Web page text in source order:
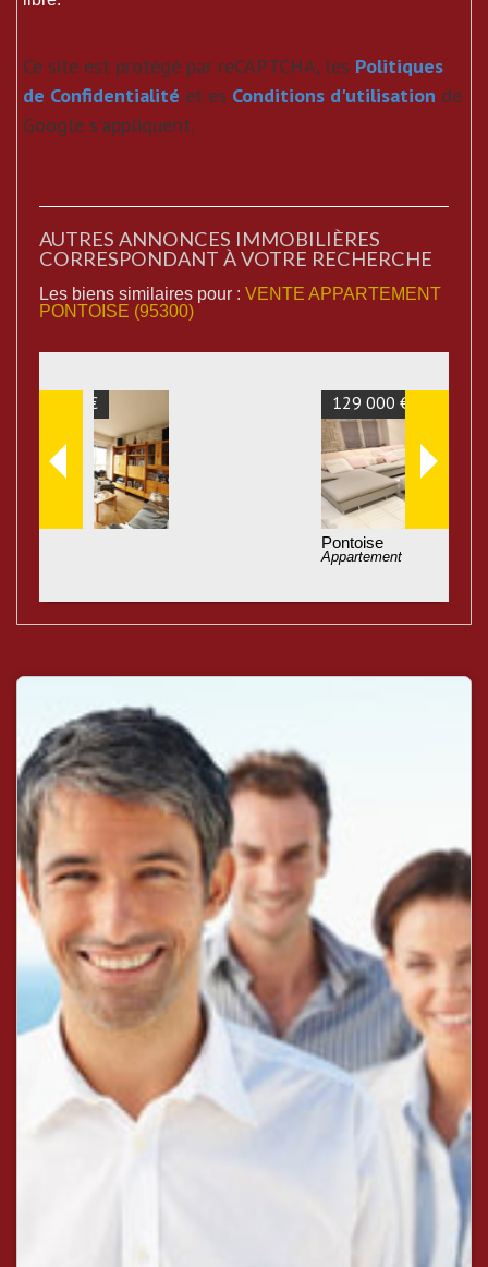
Ce site est protégé par reCAPTCHA, les Politiques
de Confidentialité et es Conditions d'utilisation de
Google s'appliquent.
AUTRES ANNONCES IMMOBILIÈRES
CORRESPONDANT À VOTRE RECHERCHE
Les biens similaires pour : VENTE APPARTEMENT
PONTOISE (95300)